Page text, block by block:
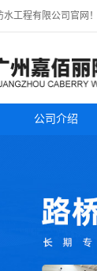
工程有限公司官网！
公司介绍